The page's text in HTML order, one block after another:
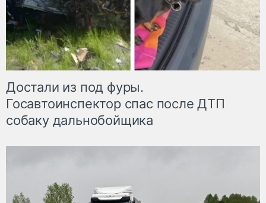
Достали из под фуры.
Госавтоинспектор спас после ДТП
собаку дальнобойщика